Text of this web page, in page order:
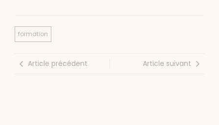
formation
Article précédent Article suivant